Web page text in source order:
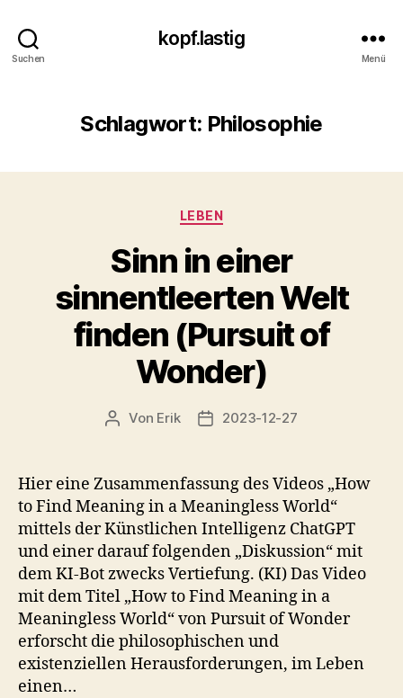
Suchen
kopf.lastig
Menü
Schlagwort: Philosophie
Kategorien
LEBEN
Sinn in einer
sinnentleerten Welt
finden (Pursuit of
Wonder)
Beitragsautor
Von Erik Veröffentlichungsdatum
2023-12-27
Hier eine Zusammenfassung des Videos „How
to Find Meaning in a Meaningless World“
mittels der Künstlichen Intelligenz ChatGPT
und einer darauf folgenden „Diskussion“ mit
dem KI-Bot zwecks Vertiefung. (KI) Das Video
mit dem Titel „How to Find Meaning in a
Meaningless World“ von Pursuit of Wonder
erforscht die philosophischen und
existenziellen Herausforderungen, im Leben
einen…